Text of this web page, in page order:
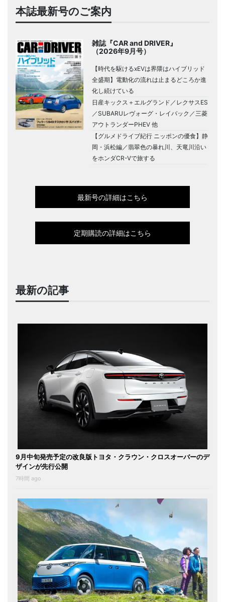
本誌最新号のご案内
雑誌『CAR and DRIVER』
（2026年9月号）
【時代を駆けるxEVは界隈はハイブリッド
全盛期】電動化の流れは止まるどころか進
化し続けている
日産キックス＋エルグランド／レクサスES
／SUBARUレヴォーグ・レイバック／三菱
アウトランダーPHEV 他
【グルメドライブ紀行 ニッポンの優食】静
岡・浜松編／翡翠色の暴れ川、天竜川沿い
をホンダCR-Vで旅する
最新号の詳細はこちら
定期購読の詳細はこちら
最新の記事
9月中旬発売予定の改良版トヨタ・クラウン・クロスオーバーのデ
ザインが先行公開
7時間 ago